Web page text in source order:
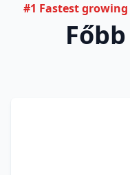
#1 Fastest